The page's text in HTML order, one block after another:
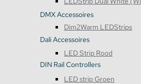
DMX Accessoires
Dali Accessoires
DIN Rail Controllers
Dim2Warm LEDStrips
LED Strip Rood
LED strip Groen